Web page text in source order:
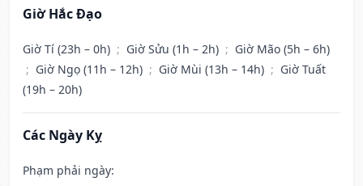
Giờ Hắc Đạo
Giờ Tí (23h – 0h) ; Giờ Sửu (1h – 2h) ; Giờ Mão (5h – 6h)
; Giờ Ngọ (11h – 12h) ; Giờ Mùi (13h – 14h) ; Giờ Tuất
(19h – 20h)
Các Ngày Kỵ
Phạm phải ngày: